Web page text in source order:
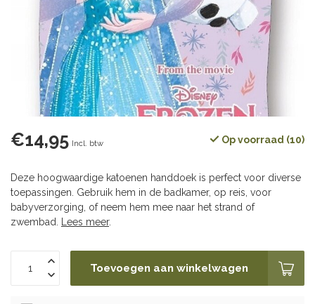
€14,95 Incl. btw Op voorraad (10)
Deze hoogwaardige katoenen handdoek is perfect voor diverse
toepassingen. Gebruik hem in de badkamer, op reis, voor
babyverzorging, of neem hem mee naar het strand of
zwembad.
Lees meer.
Toevoegen aan winkelwagen